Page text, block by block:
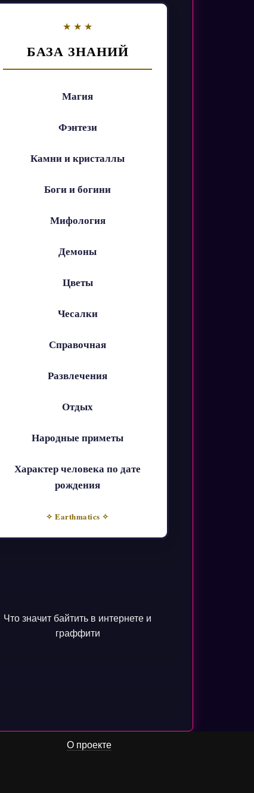
БАЗА ЗНАНИЙ
Магия
Фэнтези
Камни и кристаллы
Боги и богини
Мифология
Демоны
Цветы
Чесалки
Справочная
Развлечения
Отдых
Народные приметы
Характер человека по дате
рождения
✧ Earthmatics ✧
Что значит байтить в интернете и
граффити
О проекте